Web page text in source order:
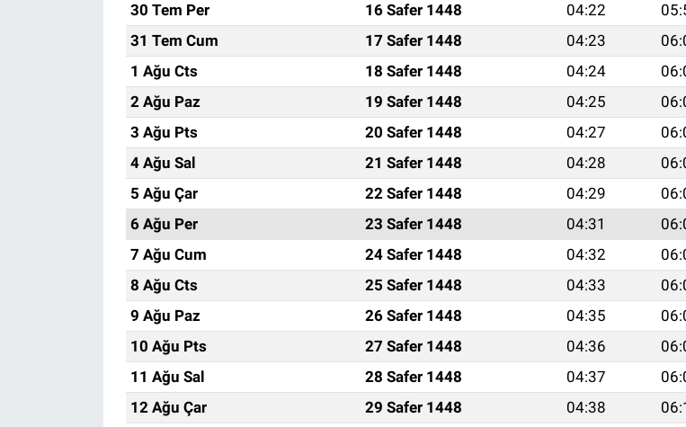
30 Tem Per
16 Safer 1448 04:22
31 Tem Cum
17 Safer 1448 04:23
1 Ağu Cts
18 Safer 1448 04:24
2 Ağu Paz
19 Safer 1448 04:25
3 Ağu Pts
20 Safer 1448 04:27
4 Ağu Sal
21 Safer 1448 04:28
5 Ağu Çar
22 Safer 1448 04:29
6 Ağu Per
23 Safer 1448 04:31
7 Ağu Cum
24 Safer 1448 04:32
8 Ağu Cts
25 Safer 1448 04:33
9 Ağu Paz
26 Safer 1448 04:35
10 Ağu Pts
27 Safer 1448 04:36
11 Ağu Sal
28 Safer 1448 04:37
12 Ağu Çar
29 Safer 1448 04:38